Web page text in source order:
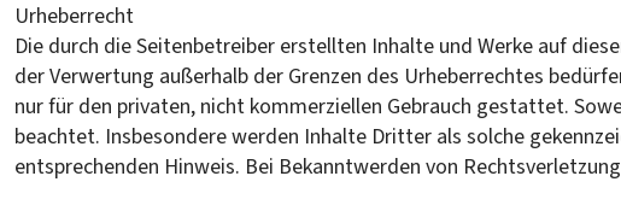
Urheberrecht
Die durch die Seitenbetreiber erstellten Inhalte und Werke auf
der Verwertung außerhalb der Grenzen des Urheberrechtes
nur für den privaten, nicht kommerziellen Gebrauch gestattet.
beachtet. Insbesondere werden Inhalte Dritter als solche
entsprechenden Hinweis. Bei Bekanntwerden von